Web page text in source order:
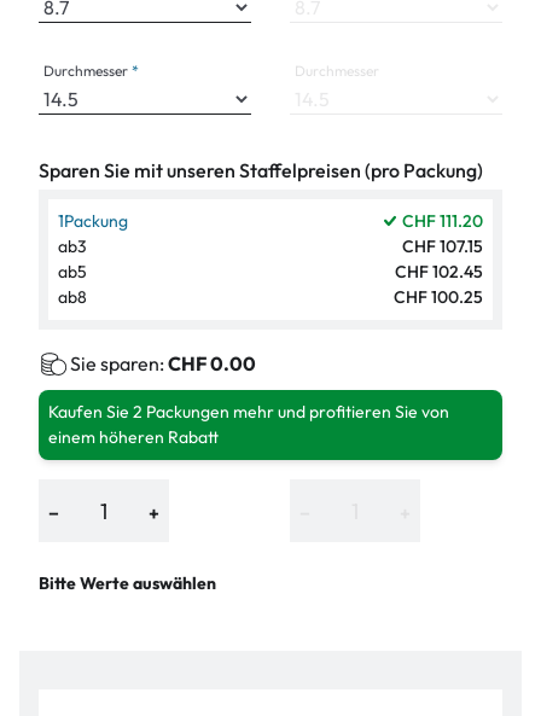
Durchmesser Durchmesser
Sparen Sie mit unseren Staffelpreisen (pro Packung)
1Packung
CHF 111.20
ab3
CHF 107.15
ab5
CHF 102.45
ab8 CHF 100.25
Sie sparen: CHF 0.00
Kaufen Sie 2 Packungen mehr und profitieren Sie von
einem höheren Rabatt
− +
Bitte Werte auswählen